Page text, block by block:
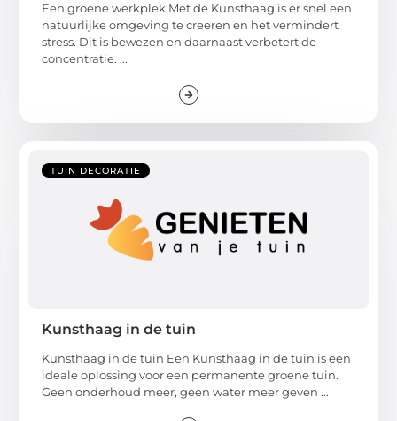
Een groene werkplek Met de Kunsthaag is er snel een
natuurlijke omgeving te creeren en het vermindert
stress. Dit is bewezen en daarnaast verbetert de
concentratie. ...
TUIN DECORATIE
Kunsthaag in de tuin
Kunsthaag in de tuin Een Kunsthaag in de tuin is een
ideale oplossing voor een permanente groene tuin.
Geen onderhoud meer, geen water meer geven ...